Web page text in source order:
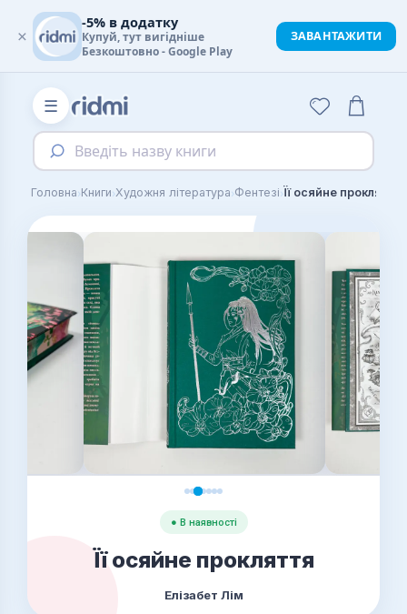
☰
Введіть назву книги
Головна›Книги›Художня література›Фентезі›Її осяйне прокляття
● В наявності
Її осяйне прокляття
Елізабет Лім
×
-5% в додатку
Купуй, тут вигідніше
Безкоштовно - Google Play
ЗАВАНТАЖИТИ